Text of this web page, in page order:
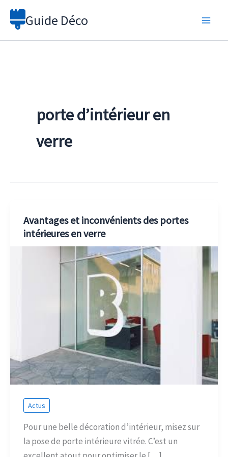
Aller
Guide Déco
porte d’intérieur en
verre
Avantages et inconvénients des portes
intérieures en verre
Actus
Pour une belle décoration d’intérieur, misez sur
la pose de porte intérieure vitrée. C’est un